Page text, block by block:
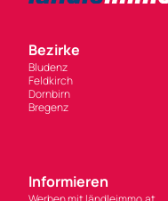
Bezirke
Bludenz
Feldkirch
Dornbirn
Bregenz
Informieren